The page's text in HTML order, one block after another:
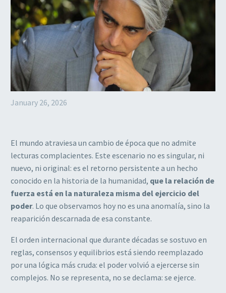
January 26, 2026
El mundo atraviesa un cambio de época que no admite
lecturas complacientes. Este escenario no es singular, ni
nuevo, ni original: es el retorno persistente a un hecho
conocido en la historia de la humanidad, que la relación de
fuerza está en la naturaleza misma del ejercicio del
poder. Lo que observamos hoy no es una anomalía, sino la
reaparición descarnada de esa constante.
El orden internacional que durante décadas se sostuvo en
reglas, consensos y equilibrios está siendo reemplazado
por una lógica más cruda: el poder volvió a ejercerse sin
complejos. No se representa, no se declama: se ejerce.